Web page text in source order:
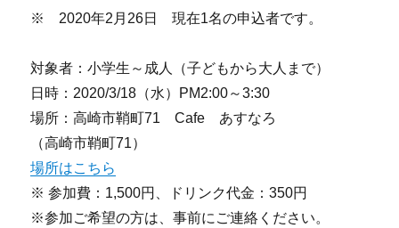
※ 2020年2月26日 現在1名の申込者です。
対象者：小学生～成人（子どもから大人まで）
日時：2020/3/18（水）PM2:00～3:30
場所：高崎市鞘町71 Cafe あすなろ
（高崎市鞘町71）
場所はこちら
※ 参加費：1,500円、ドリンク代金：350円
※参加ご希望の方は、事前にご連絡ください。